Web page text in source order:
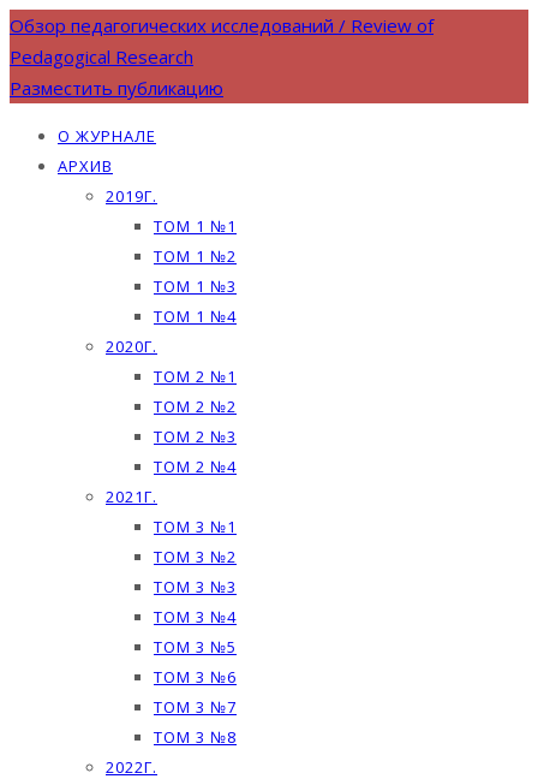
Обзор педагогических исследований / Review of
Pedagogical Research
Разместить публикацию
О ЖУРНАЛЕ
АРХИВ
2019Г.
ТОМ 1 №1
ТОМ 1 №2
ТОМ 1 №3
ТОМ 1 №4
2020Г.
ТОМ 2 №1
ТОМ 2 №2
ТОМ 2 №3
ТОМ 2 №4
2021Г.
ТОМ 3 №1
ТОМ 3 №2
ТОМ 3 №3
ТОМ 3 №4
ТОМ 3 №5
ТОМ 3 №6
ТОМ 3 №7
ТОМ 3 №8
2022Г.